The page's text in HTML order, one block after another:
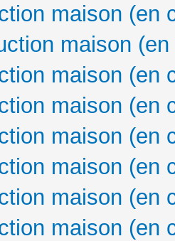
maison (en
maison
maison (en
maison (en
maison (en
maison (en
maison (en
maison (en